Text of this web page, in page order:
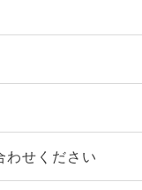
わせください